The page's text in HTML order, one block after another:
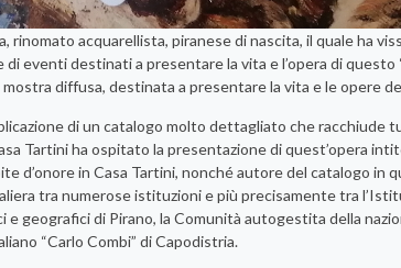
rinomato acquarellista, piranese di nascita, il quale ha
eventi destinati a presentare la vita e l’opera di questo
diffusa, destinata a presentare la vita e le opere
di un catalogo molto dettagliato che racchiude
Tartini ha ospitato la presentazione di quest’opera
d’onore in Casa Tartini, nonché autore del catalogo in
tra numerose istituzioni e più precisamente tra
geografici di Pirano, la Comunità autogestita della
“Carlo Combi” di Capodistria.